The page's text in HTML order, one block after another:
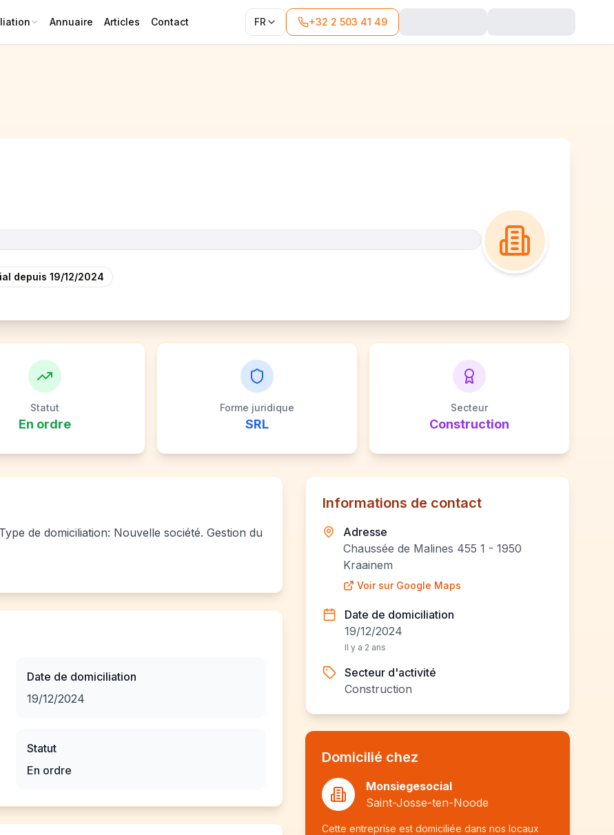
Annuaire Articles Contact FR +32 2 503 41 49
depuis 19/12/2024
Statut
En ordre
Forme juridique
SRL
Secteur
Construction
de domiciliation: Nouvelle société. Gestion du
Date de domiciliation
19/12/2024
Statut
En ordre
Informations de contact
Adresse
Chaussée de Malines 455 1 - 1950
Kraainem
Voir sur Google Maps
Date de domiciliation
19/12/2024
Il y a 2 ans
Secteur d'activité
Construction
Domicilié chez
Monsiegesocial
Saint-Josse-ten-Noode
Cette entreprise est domiciliée dans nos locaux